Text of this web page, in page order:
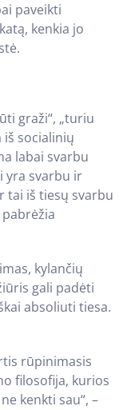
paveikti
kenkia jo
graži“, „turiu
iš socialinių
labai svarbu
yra svarbu ir
tai iš tiesų svarbu
kylančių
gali padėti
absoliuti tiesa.
rūpinimasis
filosofija, kurios
kenkti sau“, –